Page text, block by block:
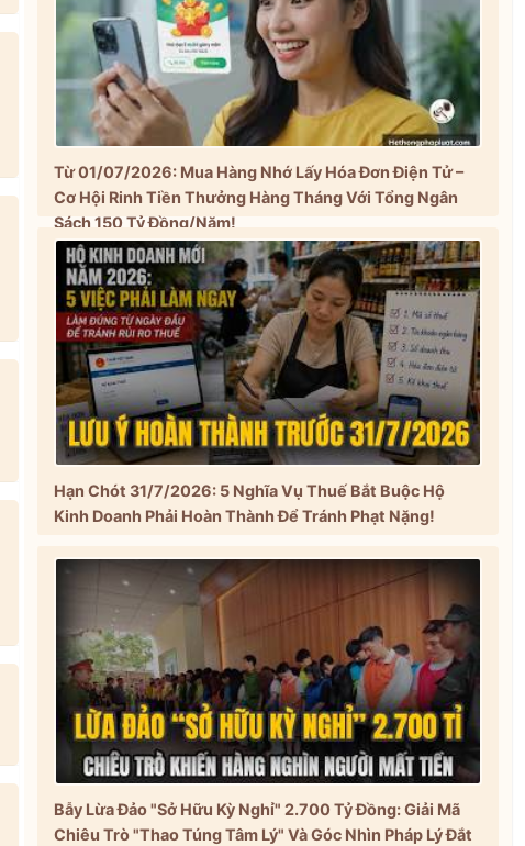
Từ 01/07/2026: Mua Hàng Nhớ Lấy Hóa Đơn Điện Tử –
Cơ Hội Rinh Tiền Thưởng Hàng Tháng Với Tổng Ngân
Sách 150 Tỷ Đồng/Năm!
Hạn Chót 31/7/2026: 5 Nghĩa Vụ Thuế Bắt Buộc Hộ
Kinh Doanh Phải Hoàn Thành Để Tránh Phạt Nặng!
Bẫy Lừa Đảo "Sở Hữu Kỳ Nghỉ" 2.700 Tỷ Đồng: Giải Mã
Chiêu Trò "Thao Túng Tâm Lý" Và Góc Nhìn Pháp Lý Đắt